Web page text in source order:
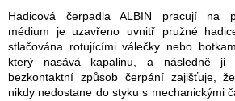
Hadicová čerpadla ALBIN pracují na
médium je uzavřeno uvnitř pružné
stlačována rotujícími válečky nebo
který nasává kapalinu, a následně ji
bezkontaktní způsob čerpání zajišťuje,
nikdy nedostane do styku s mechanickými